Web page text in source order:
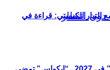
الكيميتي: قراءة في